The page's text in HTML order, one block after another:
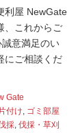
利屋 NewGate
、これからご
意満足のい
にご相談くだ
Gate
付け, ゴミ部屋
採, 伐採・草刈